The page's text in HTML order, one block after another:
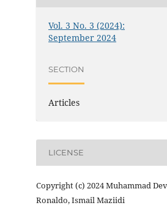
Vol. 3 No. 3 (2024):
September 2024
SECTION
Articles
LICENSE
Copyright (c) 2024 Muhammad
Ronaldo, Ismail Maziidi